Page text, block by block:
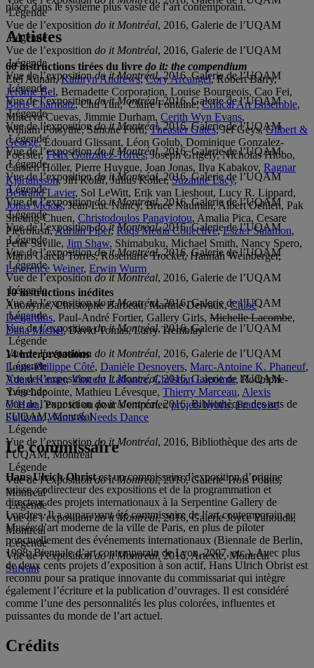
Légende
Vue de l’exposition do it Montréal, 2016, Galerie de l’UQAM
Légende
Vue de l’exposition do it Montréal, 2016, Galerie de l’UQAM
Légende
Vue de l’expositiondo it Montréal, 2016, Galerie de l’UQAM
Légende
Vue de l’expositiondo it Montréal, 2016, Galerie de l’UQAM
Légende
Vue de l’expositiondo it Montréal, 2016, Galerie de l’UQAM
Légende
Vue de l’expositiondo it Montréal, 2016, Galerie de l’UQAM
Légende
Vue de l’expositiondo it Montréal, 2016, Galerie de l’UQAM
Légende
Vue de l’expositiondo it Montréal, 2016, Galerie de l’UQAM
Légende
Vue de l’expositiondo it Montréal, 2016, Galerie de l’UQAM
Légende
Vue de l’expositiondo it Montréal, 2016, Galerie de l’UQAM
Légende
Vue de l’expositiondo it Montréal, 2016, Galerie de l’UQAM
Légende
Vue de l’expositiondo it Montréal, 2016, Galerie de l’UQAM
Légende
Vue de l’expositiondo it Montréal, 2016, Galerie de l’UQAM
Légende
Vue de l’exposition do it Montréal, 2016, Galerie de l’UQAM
Légende
Vue de l’expositiondo it Montréal, 2016, Galerie de l’UQAM
Légende
Vue de l’expositiondo it Montréal, 2016, Bibliothèque des arts de
l’UQAM, Montréal
Légende
Vue de l’exposition do it Montréal, 2016, Bibliothèque des arts de
l’UQAM, Montréal
Légende
Vue de l’expositiondo it Montréal, 2016, Galerie Trois Points,
Montréal
Légende
Vue de l’expositiondo it Montréal, 2016, Galerie Joyce Yahouda,
Montréal
Légende
Vue de l’expositiondo it Montréal, 2016, Artexte, Montréal
Suivant
place dans le système plus vaste de l’art contemporain.
Artistes
60 instructions tirées du livre do it: the compendium
Etel Adnan,Kathryn Andrews,Cory Arcangel, Robert Barry,
Jérôme Bel, Bernadette Corporation, Louise Bourgeois, Cao Fei,
Boris Charmatz, Chu Yun, Claire Fontaine,Critical Art Ensemble,
Minerva Cuevas, Jimmie Durham, Cerith Wyn Evans,
William Forsythe, Simone Forti,Theaster Gates, Jef Geys,Gilbert &
George, Édouard Glissant, Léon Golub, Dominique Gonzalez-
Foerster, Felix Gonzalez-Torres, Joseph Grigely, Nicholas Hlobo,
Carsten Höller, Pierre Huygue, Joan Jonas, Ilya Kabakov, Ragnar
Kjartansson, Jiří Kolář, Július Koller,Suzanne Lacy,
Bertrand Lavier, Sol LeWitt, Erik van Lieshout, Lucy R. Lippard,
Jonas Mekas, Jean-Luc Nancy, Bruce Nauman, Albert Oehlen, Pak
Sheung-Chuen, Christodoulos Panayiotou, Amalia Pica, Cesare
Pietroiusti,Adrian Piper,Raqs Media Collective,Eszter Salamon,
Peter Saville, Jim Shaw, Shimabuku, Michael Smith, Nancy Spero,
Mario García Torres, Rosemarie Trockel, Hannah Weinberger,
Lawrence Weiner, Erwin Wurm
10 instructions inédites
Anonyme, Christophe Barbeau, Martine Delvaux,Chloé
Desjardins, Paul-André Fortier, Gallery Girls, Michelle Lacombe,
Dana Michel, David Tomas, Larry Tremblay
14 interprétations
Louis-Philippe Côté, Danièle Desnoyers, Marc-Antoine K. Phaneuf,
Adam Kinner,Vincent Lafrance,Christian Lapointe, Rodolphe-
Yves Lapointe, Mathieu Lévesque, Thierry Marceau, Alexis
O’Hara, Pour ici ou pour s’emporter,projets hybris,Françoise
Sullivan,Wants & Needs Dance
Le commissaire
Hans Ulrich Obristest un commissaire d’exposition d’origine
suisse, codirecteur des expositions et de la programmation et
directeur des projets internationaux à la Serpentine Gallery de
Londres. Il a auparavant été commissaire de l’art contemporain au
Musée d’art moderne de la ville de Paris, en plus de piloter
ponctuellement des événements internationaux (Biennale de Berlin,
1998; Biennale d’art contemporain de Lyon, 2007, etc.). Avec plus
de deux cents projets d’exposition à son actif, Hans Ulrich Obrist est
reconnu pour sa pratique innovante du commissariat qui intègre
également l’écriture et la publication d’ouvrages. Il est considéré
comme l’une des personnalités les plus colorées, influentes et
puissantes du monde de l’art actuel.
Crédits